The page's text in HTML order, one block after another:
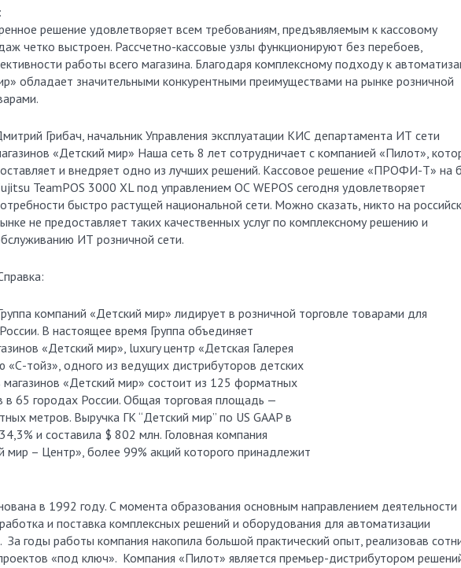
решение удовлетворяет всем требованиям, предъявляемым к кассовому
четко выстроен. Рассчетно-кассовые узлы функционируют без перебоев,
работы всего магазина. Благодаря комплексному подходу к
обладает значительными конкурентными преимуществами на рынке розничной
Грибач, начальник Управления эксплуатации КИС департамента ИТ сети
«Детский мир» Наша сеть 8 лет сотрудничает с компанией «Пилот»,
и внедряет одно из лучших решений. Кассовое решение «ПРОФИ-Т» на
TeamPOS 3000 XL под управлением ОС WEPOS сегодня удовлетворяет
быстро растущей национальной сети. Можно сказать, никто на
не предоставляет таких качественных услуг по комплексному решению и
ИТ розничной сети.
компаний «Детский мир» лидирует в розничной торговле товарами для
В настоящее время Группа объединяет
«Детский мир», luxury центр «Детская Галерея
«С-тойз», одного из ведущих дистрибуторов детских
магазинов «Детский мир» состоит из 125 форматных
в 65 городах России. Общая торговая площадь —
метров. Выручка ГК “Детский мир” по US GAAP в
и составила $ 802 млн. Головная компания
мир – Центр», более 99% акций которого принадлежит
в 1992 году. С момента образования основным направлением деятельности
и поставка комплексных решений и оборудования для автоматизации
За годы работы компания накопила большой практический опыт, реализовав
«под ключ». Компания «Пилот» является премьер-дистрибутором